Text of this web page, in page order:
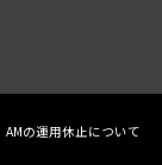
AMの運用休止について